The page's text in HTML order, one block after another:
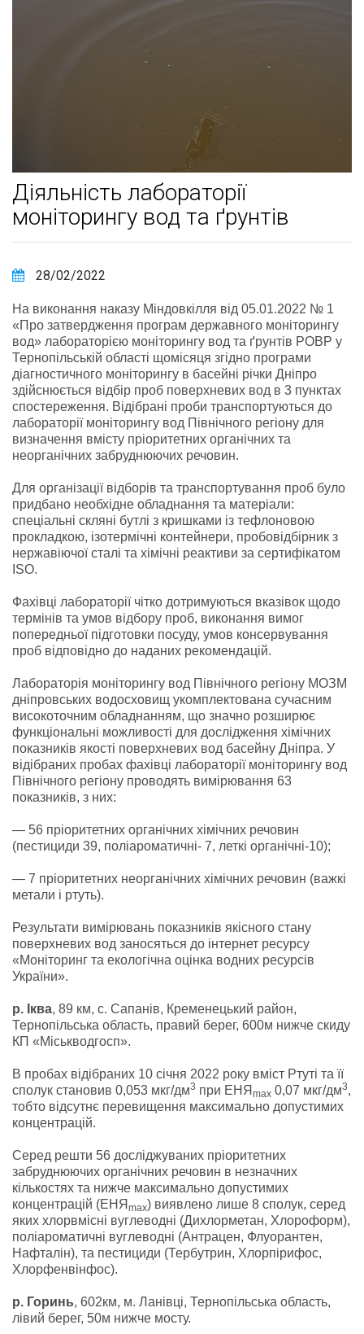
Діяльність лабораторії
моніторингу вод та ґрунтів
28/02/2022
На виконання наказу Міндовкілля від 05.01.2022 № 1
«Про затвердження програм державного моніторингу
вод» лабораторією моніторингу вод та ґрунтів РОВР у
Тернопільській області щомісяця згідно програми
діагностичного моніторингу в басейні річки Дніпро
здійснюється відбір проб поверхневих вод в 3 пунктах
спостереження. Відібрані проби транспортуються до
лабораторії моніторингу вод Північного регіону для
визначення вмісту пріоритетних органічних та
неорганічних забруднюючих речовин.
Для організації відборів та транспортування проб було
придбано необхідне обладнання та матеріали:
спеціальні скляні бутлі з кришками із тефлоновою
прокладкою, ізотермічні контейнери, пробовідбірник з
нержавіючої сталі та хімічні реактиви за сертифікатом
ISO.
Фахівці лабораторії чітко дотримуються вказівок щодо
термінів та умов відбору проб, виконання вимог
попередньої підготовки посуду, умов консервування
проб відповідно до наданих рекомендацій.
Лабораторія моніторингу вод Північного регіону МОЗМ
дніпровських водосховищ укомплектована сучасним
високоточним обладнанням, що значно розширює
функціональні можливості для дослідження хімічних
показників якості поверхневих вод басейну Дніпра. У
відібраних пробах фахівці лабораторії моніторингу вод
Північного регіону проводять вимірювання 63
показників, з них:
— 56 пріоритетних органічних хімічних речовин
(пестициди 39, поліароматичні- 7, леткі органічні-10);
— 7 пріоритетних неорганічних хімічних речовин (важкі
метали і ртуть).
Результати вимірювань показників якісного стану
поверхневих вод заносяться до інтернет ресурсу
«Моніторинг та екологічна оцінка водних ресурсів
України».
р. Іква, 89 км, с. Сапанів, Кременецький район,
Тернопільська область, правий берег, 600м нижче скиду
КП «Міськводгосп».
В пробах відібраних 10 січня 2022 року вміст Ртуті та її
сполук становив 0,053 мкг/дм3 при ЕНЯ max 0,07 мкг/дм3,
тобто відсутнє перевищення максимально допустимих
концентрацій.
Серед решти 56 досліджуваних пріоритетних
забруднюючих органічних речовин в незначних
кількостях та нижче максимально допустимих
концентрацій (ЕНЯ max) виявлено лише 8 сполук, серед
яких хлорвмісні вуглеводні (Дихлорметан, Хлороформ),
поліароматичні вуглеводні (Антрацен, Флуорантен,
Нафталін), та пестициди (Тербутрин, Хлорпірифос,
Хлорфенвінфос).
р. Горинь, 602км, м. Ланівці, Тернопільська область,
лівий берег, 50м нижче мосту.